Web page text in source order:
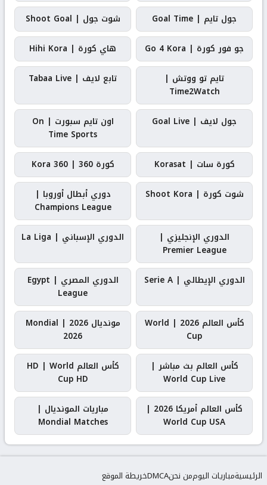
جول تايم | Goal Time
شوت جول | Shoot Goal
جو فور كورة | Go 4 Kora
هاي كورة | Hihi Kora
تايم تو ووتش |
Time2Watch
تابع لايف | Tabaa Live
جول لايف | Goal Live
اون تايم سبورت | On
Time Sports
كورة سات | Korasat
كورة 360 | Kora 360
شوت كورة | Shoot Kora
دوري أبطال أوروبا |
Champions League
الدوري الإنجليزي |
Premier League
الدوري الإسباني | La Liga
الدوري الإيطالي | Serie A
الدوري المصري | Egypt
League
كأس العالم 2026 | World
Cup
مونديال 2026 | Mondial
2026
كأس العالم بث مباشر |
World Cup Live
كأس العالم HD | World
Cup HD
كأس العالم أمريكا 2026 |
World Cup USA
مباريات المونديال |
Mondial Matches
الرئيسيةمباريات اليوممن نحنDMCAخريطة الموقع